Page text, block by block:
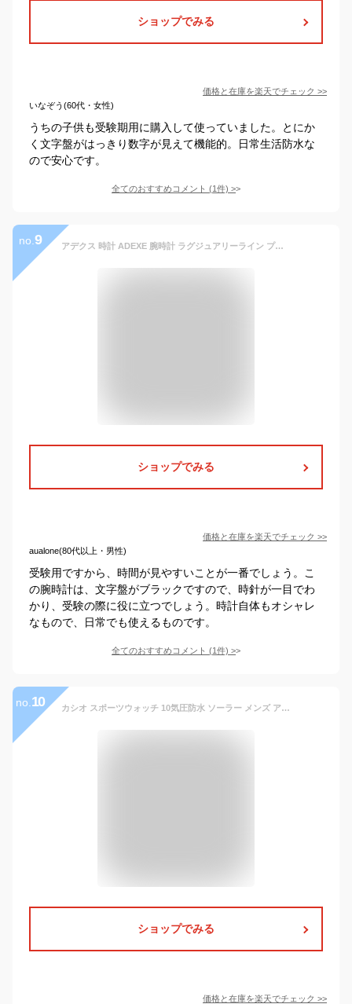
ショップでみる
価格と在庫を楽天でチェック >>
いなぞう(60代・女性)
うちの子供も受験期用に購入して使っていました。とにか
く文字盤がはっきり数字が見えて機能的。日常生活防水な
ので安心です。
全てのおすすめコメント (1件) >
no. 9 アデクス 時計 ADEXE 腕時計 ラグジュアリーライン プチ Luxury line PETITE メンズ ブラック ADX-2504M-01 ブランド カジュアル 話題 ファッション SNS 雑誌掲載 シンプル ラウンド アナログ 人気 プレゼント ギフト 入試 受験 成人式 お祝い 冬 父の日
ショップでみる
価格と在庫を楽天でチェック >>
aualone(80代以上・男性)
受験用ですから、時間が見やすいことが一番でしょう。こ
の腕時計は、文字盤がブラックですので、時針が一目でわ
かり、受験の際に役に立つでしょう。時計自体もオシャレ
なもので、日常でも使えるものです。
全てのおすすめコメント (1件) >
no. 10 カシオ スポーツウォッチ 10気圧防水 ソーラー メンズ アナログ 腕時計 文字盤 見やすい アラビア数字 ダイバーズ (MW13AUP-303GRY) 日付カレンダー 方位 回転ベゼル ソーラー ランニングウォッチ カシオ アナログ腕時計 マラソン ランニング 時計 ダイバーズウォッチ
ショップでみる
価格と在庫を楽天でチェック >>